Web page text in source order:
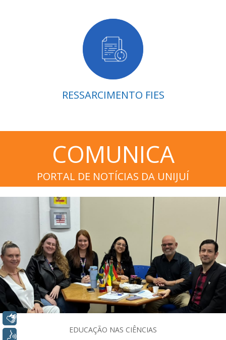
RESSARCIMENTO FIES
COMUNICA
PORTAL DE NOTÍCIAS DA UNIJUÍ
EDUCAÇÃO NAS CIÊNCIAS